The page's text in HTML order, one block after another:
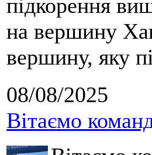
підкорення
на вершину
вершину, яку
08/08/2025
Вітаємо